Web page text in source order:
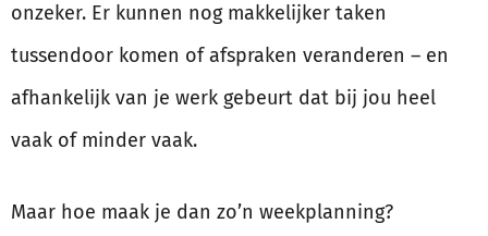
onzeker. Er kunnen nog makkelijker taken
tussendoor komen of afspraken veranderen – en
afhankelijk van je werk gebeurt dat bij jou heel
vaak of minder vaak.
Maar hoe maak je dan zo’n weekplanning?